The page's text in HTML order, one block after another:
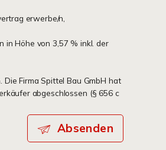
erwerbe/n,
in Höhe von 3,57 % inkl. der
Firma Spittel Bau GmbH hat
abgeschlossen (§ 656 c
Absenden